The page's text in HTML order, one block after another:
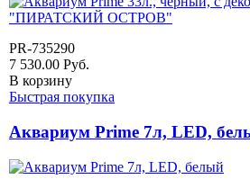
PR-735290
7 530.00 Руб.
В корзину
Быстрая покупка
Аквариум Prime 7л, LED,